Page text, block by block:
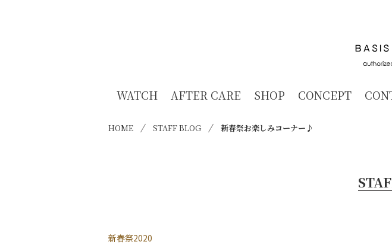
WATCH AFTER CARE SHOP CONCEPT
HOME STAFF BLOG 新春祭お楽しみコーナー♪
新春祭2020